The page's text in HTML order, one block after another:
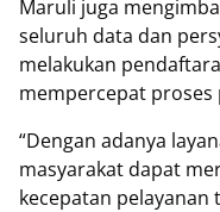
Maruli juga
seluruh data dan
melakukan
mempercepat proses
“Dengan adanya
masyarakat dapat
kecepatan pelayanan